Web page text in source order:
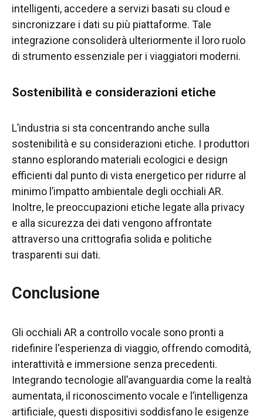
intelligenti, accedere a servizi basati su cloud e
sincronizzare i dati su più piattaforme. Tale
integrazione consoliderà ulteriormente il loro ruolo
di strumento essenziale per i viaggiatori moderni.
Sostenibilità e considerazioni etiche
L’industria si sta concentrando anche sulla
sostenibilità e su considerazioni etiche. I produttori
stanno esplorando materiali ecologici e design
efficienti dal punto di vista energetico per ridurre al
minimo l’impatto ambientale degli occhiali AR.
Inoltre, le preoccupazioni etiche legate alla privacy
e alla sicurezza dei dati vengono affrontate
attraverso una crittografia solida e politiche
trasparenti sui dati.
Conclusione
Gli occhiali AR a controllo vocale sono pronti a
ridefinire l'esperienza di viaggio, offrendo comodità,
interattività e immersione senza precedenti.
Integrando tecnologie all’avanguardia come la realtà
aumentata, il riconoscimento vocale e l’intelligenza
artificiale, questi dispositivi soddisfano le esigenze